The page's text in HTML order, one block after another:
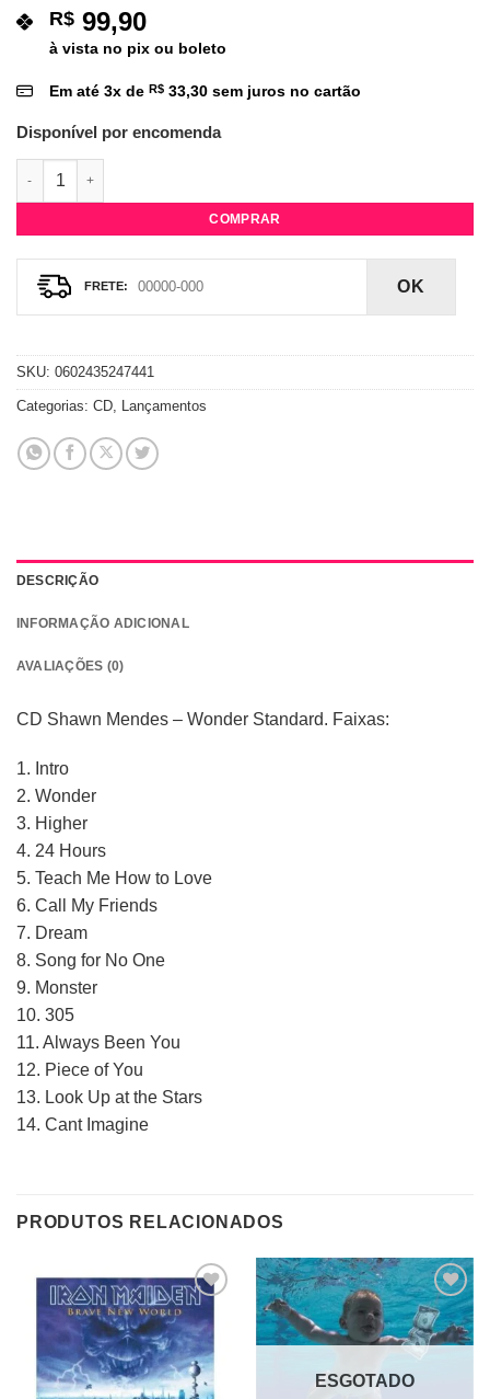
R$ 99,90
à vista no pix ou boleto
Em até 3x de R$ 33,30 sem juros no cartão
Disponível por encomenda
CD Shawn Mendes - Wonder (Standard Edition) quantidade
COMPRAR
OK
SKU: 0602435247441
Categorias: CD Lançamentos
DESCRIÇÃO
INFORMAÇÃO ADICIONAL
AVALIAÇÕES (0)
CD Shawn Mendes – Wonder Standard. Faixas:
1. Intro
2. Wonder
3. Higher
4. 24 Hours
5. Teach Me How to Love
6. Call My Friends
7. Dream
8. Song for No One
9. Monster
10. 305
11. Always Been You
12. Piece of You
13. Look Up at the Stars
14. Cant Imagine
PRODUTOS RELACIONADOS
Adicionar
a lista de
desejos
Adicionar
a lista de
desejos
ESGOTADO